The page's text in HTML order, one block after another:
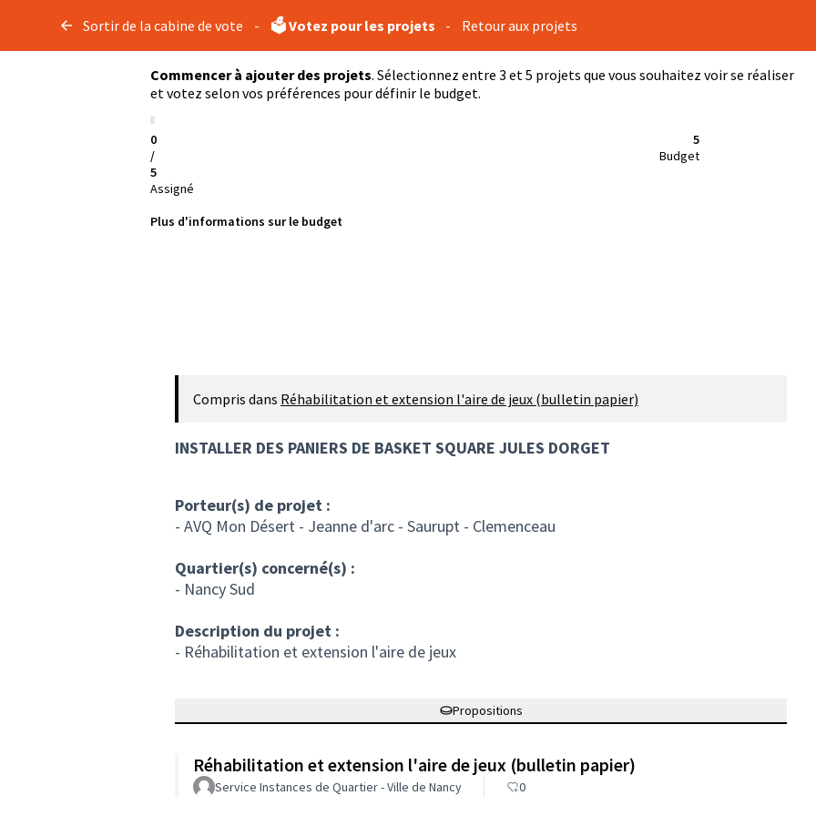
Sortir de la cabine de vote - 🗳️ Votez pour les projets - Retour aux projets
Commencer à ajouter des projets. Sélectionnez entre 3 et 5 projets que vous souhaitez voir se réaliser
et votez selon vos préférences pour définir le budget.
0
/
5
Assigné
5
Budget
Plus d'informations sur le budget
Compris dans Réhabilitation et extension l'aire de jeux (bulletin papier)
INSTALLER DES PANIERS DE BASKET SQUARE JULES DORGET
Porteur(s) de projet :
- AVQ Mon Désert - Jeanne d'arc - Saurupt - Clemenceau
Quartier(s) concerné(s) :
- Nancy Sud
Description du projet :
- Réhabilitation et extension l'aire de jeux
Propositions
Réhabilitation et extension l'aire de jeux (bulletin papier)
Service Instances de Quartier - Ville de Nancy 0